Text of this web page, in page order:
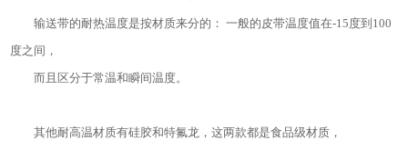
输送带的耐热温度是按材质来分的： 一般的皮带温度值在-15度到100
度之间，
而且区分于常温和瞬间温度。
其他耐高温材质有硅胶和特氟龙，这两款都是食品级材质，